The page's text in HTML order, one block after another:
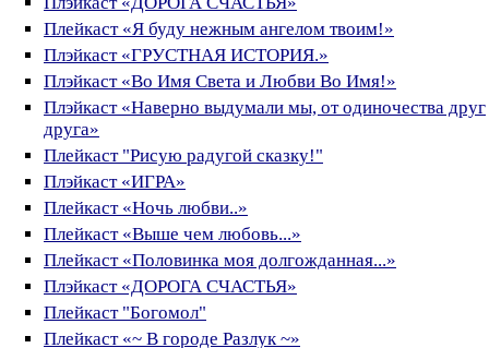
Плейкаст «Я буду нежным ангелом твоим!»
Плэйкаст «ГРУСТНАЯ ИСТОРИЯ.»
Плэйкаст «Во Имя Света и Любви Во Имя!»
Плэйкаст «Наверно выдумали мы, от одиночества друг
друга»
Плейкаст "Рисую радугой сказку!"
Плэйкаст «ИГРА»
Плейкаст «Ночь любви..»
Плейкаст «Выше чем любовь...»
Плейкаст «Половинка моя долгожданная...»
Плэйкаст «ДОРОГА СЧАСТЬЯ»
Плейкаст "Богомол"
Плейкаст «~ В городе Разлук ~»